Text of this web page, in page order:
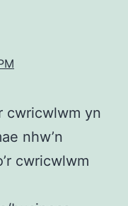
cwricwlwm yn
nhw’n
cwricwlwm